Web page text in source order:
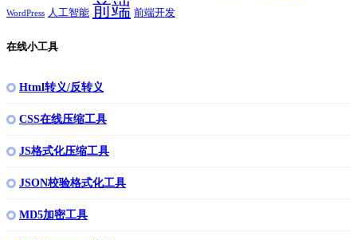
WordPress 人工智能 前端 前端开发
在线小工具
Html转义/反转义
CSS在线压缩工具
JS格式化压缩工具
JSON校验格式化工具
MD5加密工具